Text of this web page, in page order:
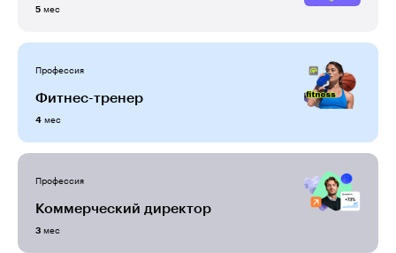
5 мес
Профессия
Фитнес-тренер
4 мес
Профессия
Коммерческий директор
3 мес